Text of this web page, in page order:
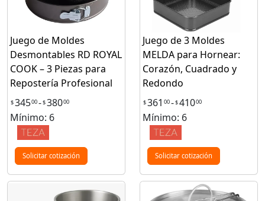
Juego de Moldes
Desmontables RD ROYAL
COOK – 3 Piezas para
Repostería Profesional
$34500-$38000
Mínimo: 6
Solicitar cotización
Juego de 3 Moldes
MELDA para Hornear:
Corazón, Cuadrado y
Redondo
$361 00-$41000
Mínimo: 6
Solicitar cotización